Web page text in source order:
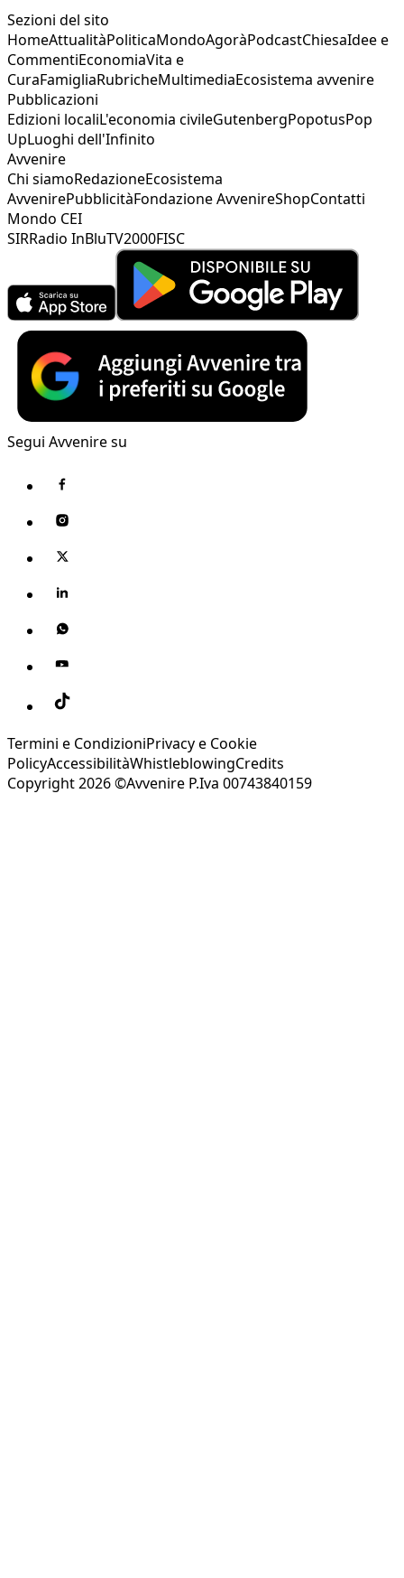
Sezioni del sito
HomeAttualitàPoliticaMondoAgoràPodcastChiesaIdee e
CommentiEconomiaVita e
CuraFamigliaRubricheMultimediaEcosistema avvenire
Pubblicazioni
Edizioni localiL'economia civileGutenbergPopotusPop
UpLuoghi dell'Infinito
Avvenire
Chi siamoRedazioneEcosistema
AvvenirePubblicitàFondazione AvvenireShopContatti
Mondo CEI
SIRRadio InBluTV2000FISC
Segui Avvenire su
Termini e CondizioniPrivacy e Cookie
PolicyAccessibilitàWhistleblowingCredits
Copyright 2026 ©Avvenire P.Iva 00743840159